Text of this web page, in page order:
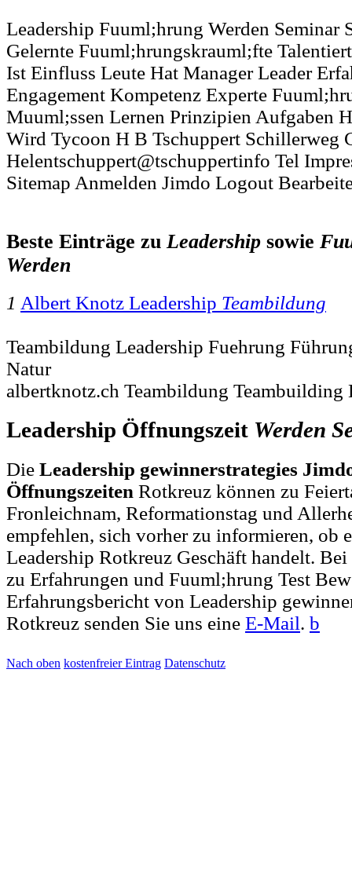
Leadership Fuuml;hrung Werden Seminar
Gelernte Fuuml;hrungskrauml;fte
Ist Einfluss Leute Hat Manager Leader
Engagement Kompetenz Experte
Muuml;ssen Lernen Prinzipien Aufgaben
Wird Tycoon H B Tschuppert Schillerweg
Helentschuppert@tschuppertinfo Tel
Sitemap Anmelden Jimdo Logout
Beste Einträge zuLeadership sowie
Werden
1 Albert Knotz Leadership Teambildung
Teambildung Leadership Fuehrung
Natur
albertknotz.ch Teambildung
Leadership Öffnungszeit Werden
Die Leadership gewinnerstrategies
Öffnungszeiten Rotkreuz können zu
Fronleichnam, Reformationstag und
empfehlen, sich vorher zu informieren, ob
Leadership Rotkreuz Geschäft handelt.
zu Erfahrungen und Fuuml;hrung Test
Erfahrungsbericht von Leadership
Rotkreuz senden Sie uns eine E-Mail. b
Nach oben kostenfreier Eintrag Datenschutz